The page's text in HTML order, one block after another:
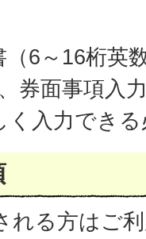
6～16桁英
券面事項入
く入力でき
れる方はご